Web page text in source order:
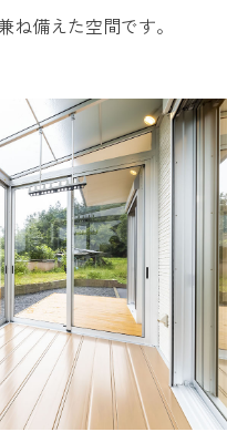
備えた空間です。